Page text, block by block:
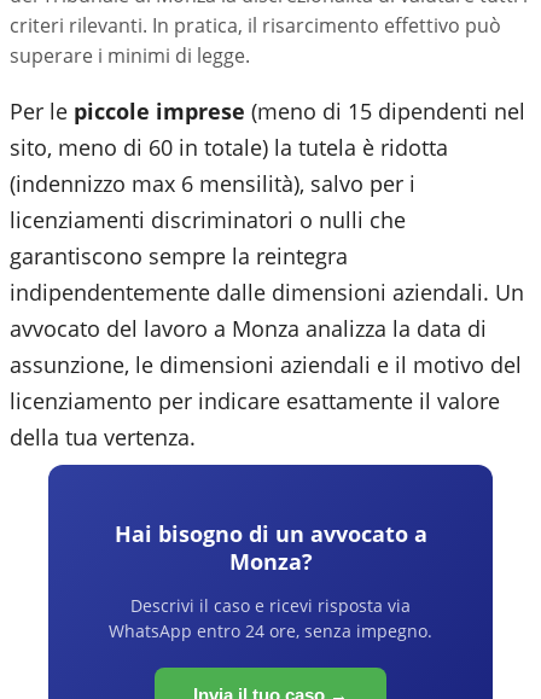
criteri rilevanti. In pratica, il risarcimento effettivo può
superare i minimi di legge.
Per le piccole imprese (meno di 15 dipendenti nel
sito, meno di 60 in totale) la tutela è ridotta
(indennizzo max 6 mensilità), salvo per i
licenziamenti discriminatori o nulli che
garantiscono sempre la reintegra
indipendentemente dalle dimensioni aziendali. Un
avvocato del lavoro a Monza analizza la data di
assunzione, le dimensioni aziendali e il motivo del
licenziamento per indicare esattamente il valore
della tua vertenza.
Hai bisogno di un avvocato a
Monza?
Descrivi il caso e ricevi risposta via
WhatsApp entro 24 ore, senza impegno.
Invia il tuo caso →